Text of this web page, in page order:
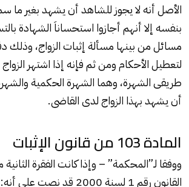
الأصل أنه لا يجوز للشاهد أن يشهد بغير ما
بنفسه إلا أنهم أجازوا استحساناَ الشهادة
مسائل من بينها مسألة إثبات الزواج، وذلك
لتعطيل الأحكام ومن ثم فإنه إذا اشتهر
طريقى الشهرة، وهما الشهرة الحكمية
أن يشهد بهذا الزواج لدى القاضى.
المادة 103 من قانون الإثبات
القانون رقم 1 لسنة 2000 قد